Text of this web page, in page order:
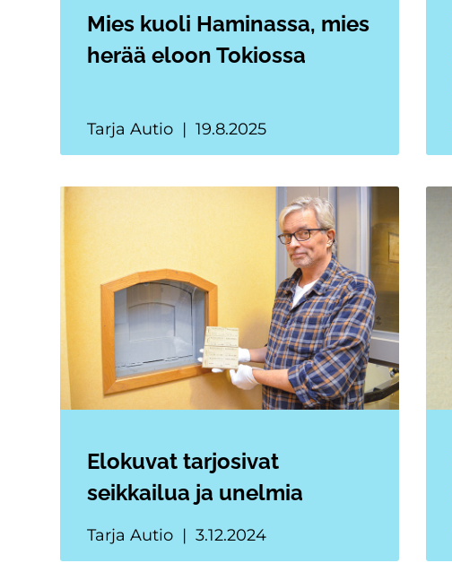
Mies kuoli Haminassa, mies
herää eloon Tokiossa
Tarja Autio 19.8.2025
Elokuvat tarjosivat
seikkailua ja unelmia
Tarja Autio 3.12.2024